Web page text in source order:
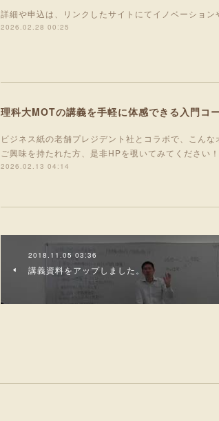
詳細や申込は、リンクしたサイトにてイノベーショ
2026.02.28 00:25
理科大MOTの講義を手軽に体感できる入門コ
ビジネス紙の老舗プレジデント社とコラボで、こん
ご興味を持たれた方、是非HPを覗いてみてください！
2026.02.13 04:14
2018.11.05 03:36
講義資料をアップしました。